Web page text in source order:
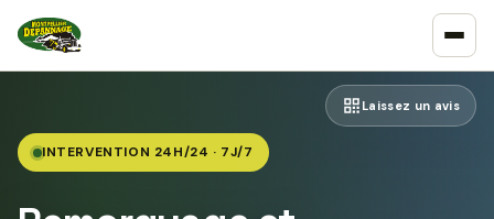
Laissez un avis
INTERVENTION 24H/24 · 7J/7